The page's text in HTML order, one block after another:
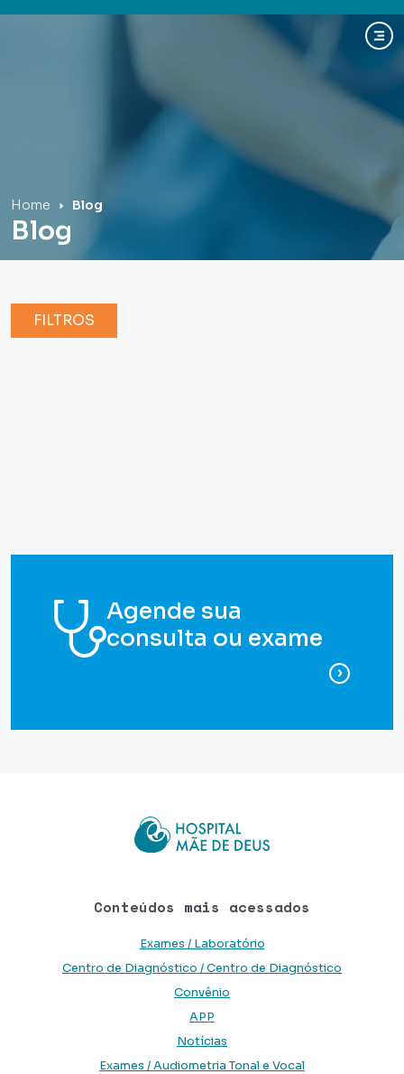
Home Blog
Blog
FILTROS
Agende sua
consulta ou exame
para
Conteúdos mais acessados
Exames / Laboratório
Centro de Diagnóstico / Centro de Diagnóstico
Convênio
APP
Notícias
Exames / Audiometria Tonal e Vocal